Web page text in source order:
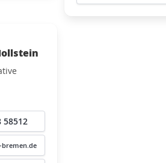
58512
bremen.de